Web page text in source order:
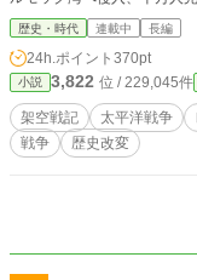
歴史・時代 連載中 長編
24h.ポイント 370pt
小説 3,822 位 / 229,045件
架空戦記 太平洋戦争
戦争
歴史改変